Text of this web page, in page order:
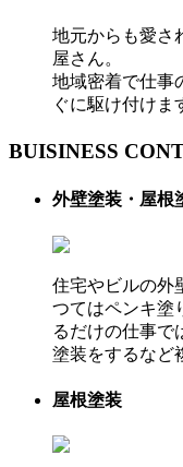
地元からも愛さ
屋さん。
地域密着で仕事
ぐに駆け付けま
BUISINESS
外壁塗装・屋根
住宅やビルの外
つてはペンキ塗
るだけの仕事で
塗装をするなど
屋根塗装